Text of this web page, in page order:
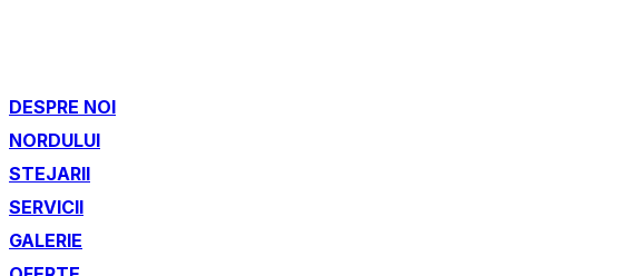
DESPRE NOI
NORDULUI
STEJARII
SERVICII
GALERIE